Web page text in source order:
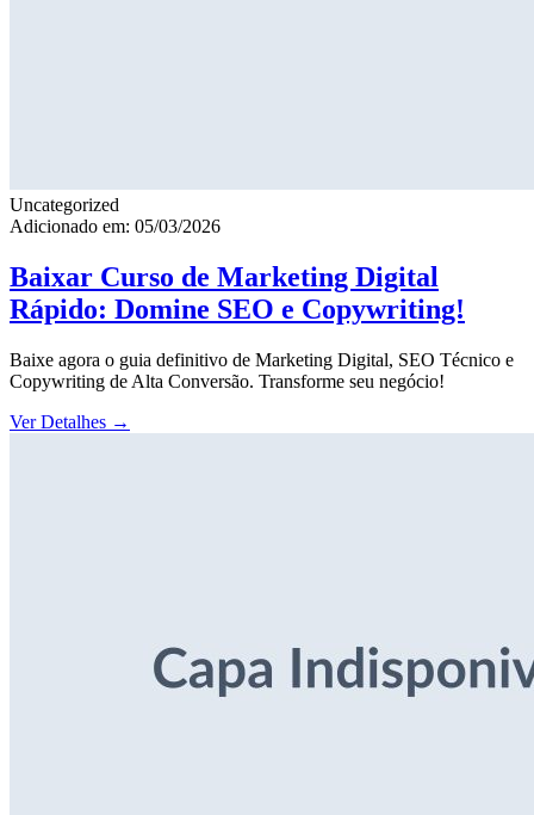
Uncategorized
Adicionado em: 05/03/2026
Baixar Curso de Marketing Digital
Rápido: Domine SEO e Copywriting!
Baixe agora o guia definitivo de Marketing Digital, SEO Técnico e
Copywriting de Alta Conversão. Transforme seu negócio!
Ver Detalhes →